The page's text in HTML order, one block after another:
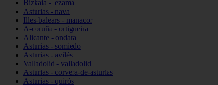
Bizkaia - lezama
Asturias - nava
Illes-balears - manacor
A-coruña - ortigueira
Alicante - ondara
Asturias - somiedo
Asturias - avilés
Valladolid - valladolid
Asturias - corvera-de-asturias
Asturias - quirós